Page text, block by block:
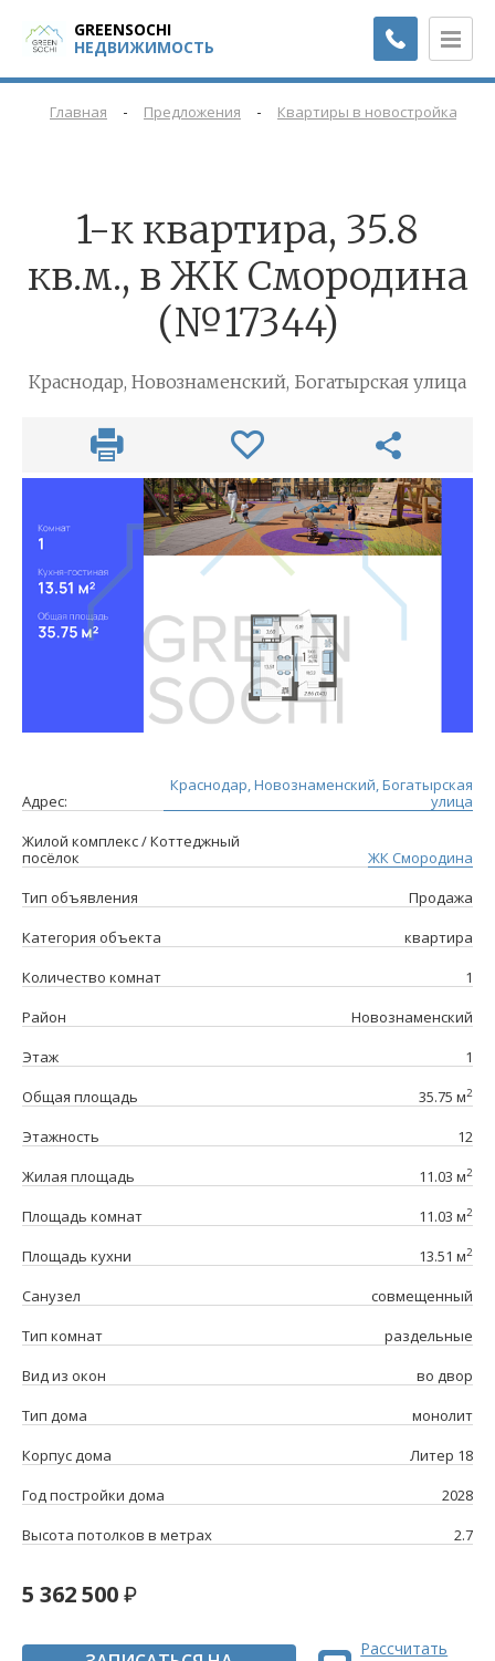
GREENSOCHI
НЕДВИЖИМОСТЬ
Главная - Предложения - Квартиры в новостройках
1-к квартира, 35.8
кв.м., в ЖК Смородина
(№17344)
Краснодар, Новознаменский, Богатырская улица
Адрес:
Краснодар, Новознаменский, Богатырская
улица
Жилой комплекс / Коттеджный
посёлок
ЖК Смородина
Тип объявления
Продажа
Категория объекта
квартира
Количество комнат
1
Район
Новознаменский
Этаж
1
Общая площадь
35.75 м2
Этажность
12
Жилая площадь
11.03 м2
Площадь комнат 11.03 м2
Площадь кухни 13.51 м2
Санузел
совмещенный
Тип комнат
раздельные
Вид из окон
во двор
Тип дома
монолит
Корпус дома
Литер 18
Год постройки дома
2028
Высота потолков в метрах
2.7
5 362 500
Рассчитать